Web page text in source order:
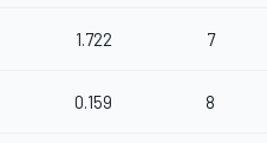
1.722 7
0.159 8